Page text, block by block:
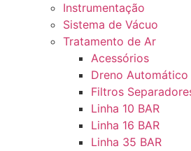
Instrumentação
Sistema de Vácuo
Tratamento de Ar
Acessórios
Dreno Automático
Filtros
Linha 10 BAR
Linha 16 BAR
Linha 35 BAR